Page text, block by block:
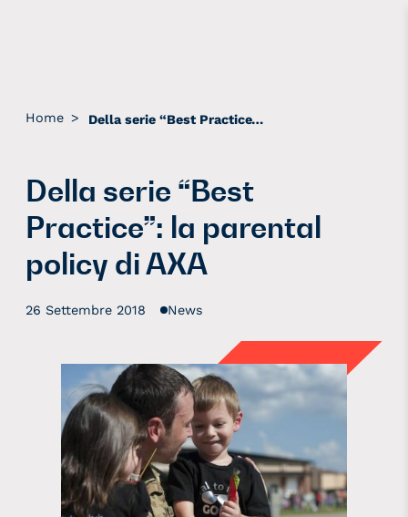
Home > Della serie “Best Practice”: la parental policy di AXA
Della serie “Best
Practice”: la parental
policy di AXA
26 Settembre 2018 News